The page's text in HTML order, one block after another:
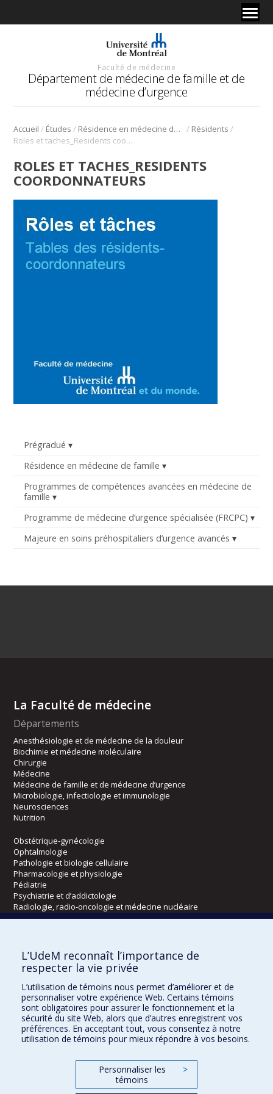
Faculté de médecine
Département de médecine de famille et de
médecine d’urgence
Accueil / Études / Résidence en médecine de famille / Résidents /
Roles et taches_Residents coordonnateurs
Prégradué
Résidence en médecine de famille
Programmes de compétences avancées en médecine de
famille
Programme de médecine d’urgence spécialisée (FRCPC)
Majeure en soins préhospitaliers d’urgence avancés
ROLES ET TACHES_RESIDENTS
COORDONNATEURS
La Faculté de médecine
Départements
Anesthésiologie et de médecine de la douleur
Biochimie et médecine moléculaire
Chirurgie
Médecine
Médecine de famille et de médecine d’urgence
Microbiologie, infectiologie et immunologie
Neurosciences
Nutrition
Obstétrique-gynécologie
Ophtalmologie
Pathologie et biologie cellulaire
Pharmacologie et physiologie
Pédiatrie
Psychiatrie et d’addictologie
Radiologie, radio-oncologie et médecine nucléaire
Kinésiologie et des sciences de l’activité physique
Orthophonie et audiologie
Réadaptation
Directions
DPC
CPASS
L’UdeM reconnaît l’importance de
respecter la vie privée
L’utilisation de témoins nous permet d’améliorer et de
personnaliser votre expérience Web. Certains témoins
sont obligatoires pour assurer le fonctionnement et la
sécurité du site Web, alors que d’autres enregistrent vos
préférences. En acceptant tout, vous consentez à notre
utilisation de témoins pour mieux répondre à vos besoins.
Personnaliser les
témoins
>